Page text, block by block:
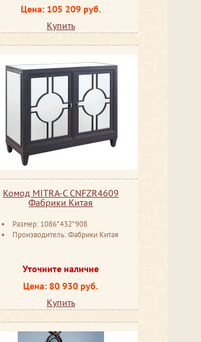
Цена: 105 209 руб.
Купить
Комод MITRA-C CNFZR4609
Фабрики Китая
Размер: 1086*432*908
Производитель: Фабрики Китая
Уточните наличие
Цена: 80 930 руб.
Купить